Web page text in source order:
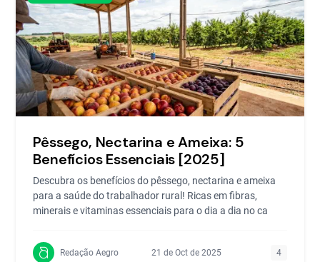
Pêssego, Nectarina e Ameixa: 5
Benefícios Essenciais [2025]
Descubra os benefícios do pêssego, nectarina e ameixa
para a saúde do trabalhador rural! Ricas em fibras,
minerais e vitaminas essenciais para o dia a dia no ca
Redação Aegro 21 de Oct de 2025 4